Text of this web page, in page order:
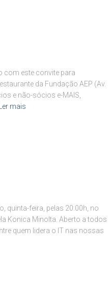
com este convite para
da Fundação AEP (Av.
e não-sócios e-MAIS,
Ler mais
quinta-feira, pelas 20:00h, no
Konica Minolta. Aberto a todos
quem lidera o IT nas nossas